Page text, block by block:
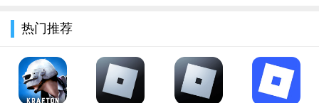
常惬意。
3、完成各种战斗任务，获得更多奖励，解锁装扮，游戏盒小
热门推荐